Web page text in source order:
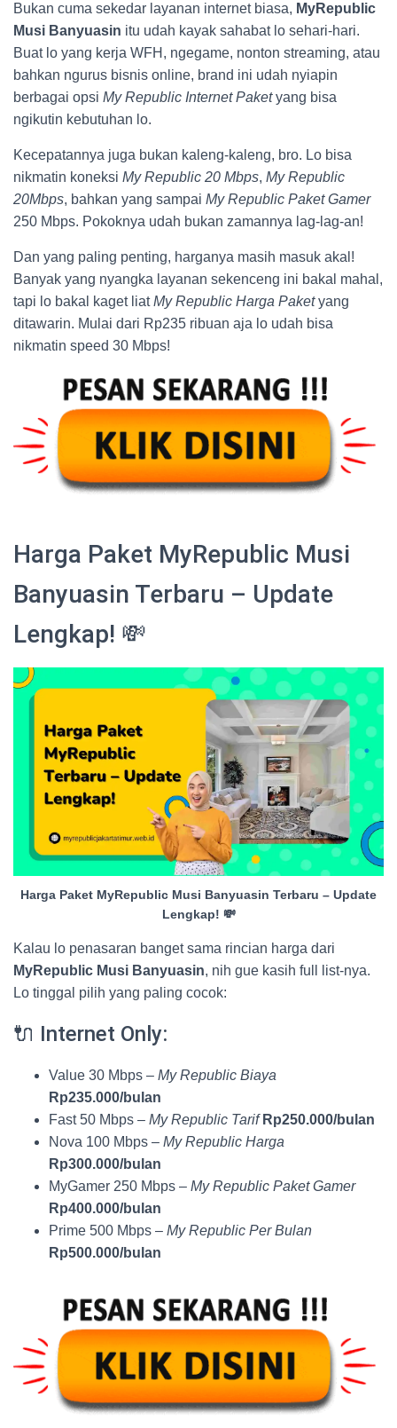
Bukan cuma sekedar layanan internet biasa, MyRepublic
Musi Banyuasin itu udah kayak sahabat lo sehari-hari.
Buat lo yang kerja WFH, ngegame, nonton streaming, atau
bahkan ngurus bisnis online, brand ini udah nyiapin
berbagai opsi My Republic Internet Paketyang bisa
ngikutin kebutuhan lo.
Kecepatannya juga bukan kaleng-kaleng, bro. Lo bisa
nikmatin koneksi My Republic 20 Mbps, My Republic
20Mbps, bahkan yang sampai My Republic Paket Gamer
250 Mbps. Pokoknya udah bukan zamannya lag-lag-an!
Dan yang paling penting, harganya masih masuk akal!
Banyak yang nyangka layanan sekenceng ini bakal mahal,
tapi lo bakal kaget liatMy Republic Harga Paketyang
ditawarin. Mulai dari Rp235 ribuan aja lo udah bisa
nikmatin speed 30 Mbps!
Harga Paket MyRepublic Musi
Banyuasin Terbaru – Update
Lengkap! 💸
Harga Paket MyRepublic Musi Banyuasin Terbaru – Update
Lengkap! 💸
Kalau lo penasaran banget sama rincian harga dari
MyRepublic Musi Banyuasin, nih gue kasih full list-nya.
Lo tinggal pilih yang paling cocok:
🔌 Internet Only:
Value 30 Mbps – My Republic Biaya
Rp235.000/bulan
Fast 50 Mbps – My Republic Tarif Rp250.000/bulan
Nova 100 Mbps – My Republic Harga
Rp300.000/bulan
MyGamer 250 Mbps – My Republic Paket Gamer
Rp400.000/bulan
Prime 500 Mbps – My Republic Per Bulan
Rp500.000/bulan